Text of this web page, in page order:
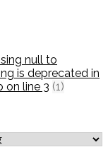
null to
is deprecated in
line 3 (1)